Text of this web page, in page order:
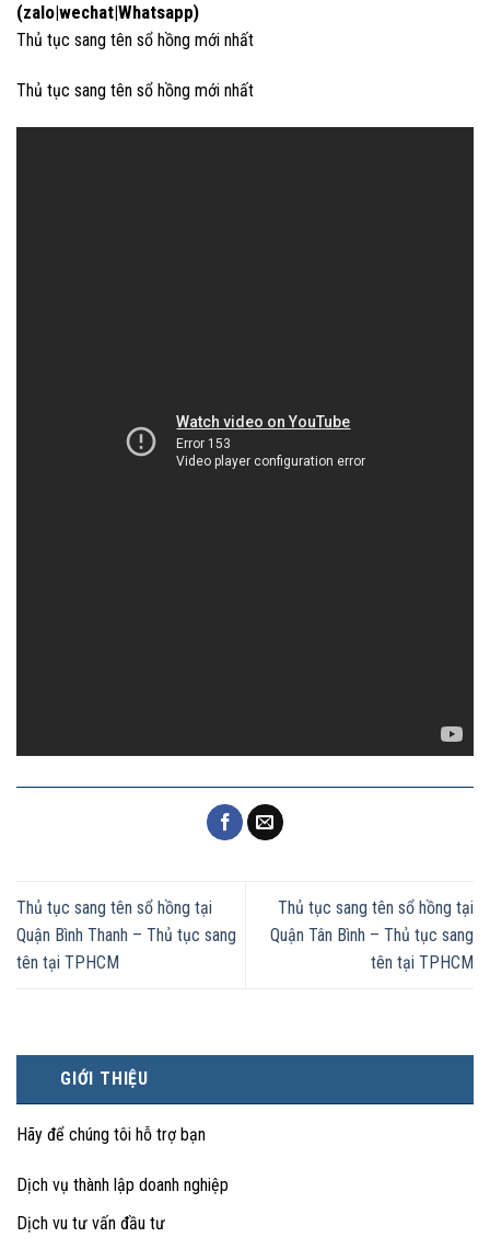
GIỚI THIỆU
Hãy để chúng tôi hỗ trợ bạn
Dịch vụ thành lập doanh nghiệp
Dịch vu tư vấn đầu tư
(zalo|wechat|Whatsapp)
Thủ tục sang tên sổ hồng mới nhất
Thủ tục sang tên sổ hồng mới nhất
Thủ tục sang tên sổ hồng tại
Quận Bình Thanh – Thủ tục sang
tên tại TPHCM
Thủ tục sang tên sổ hồng tại
Quận Tân Bình – Thủ tục sang
tên tại TPHCM